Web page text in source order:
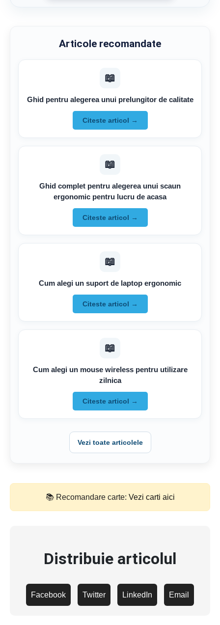
Articole recomandate
📖
Ghid pentru alegerea unui prelungitor de calitate
Citeste articol →
📖
Ghid complet pentru alegerea unui scaun
ergonomic pentru lucru de acasa
Citeste articol →
📖
Cum alegi un suport de laptop ergonomic
Citeste articol →
📖
Cum alegi un mouse wireless pentru utilizare
zilnica
Citeste articol →
Vezi toate articolele
📚 Recomandare carte: Vezi carti aici
Distribuie articolul
Facebook Twitter LinkedIn Email